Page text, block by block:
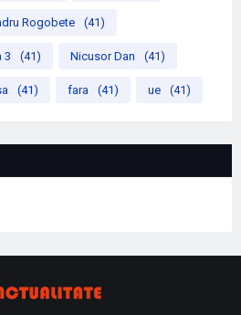
Rogobete (41)
3 (41) Nicusor Dan (41)
(41) fara (41) ue (41)